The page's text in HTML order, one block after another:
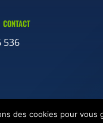
contact
536
des cookies pour vous